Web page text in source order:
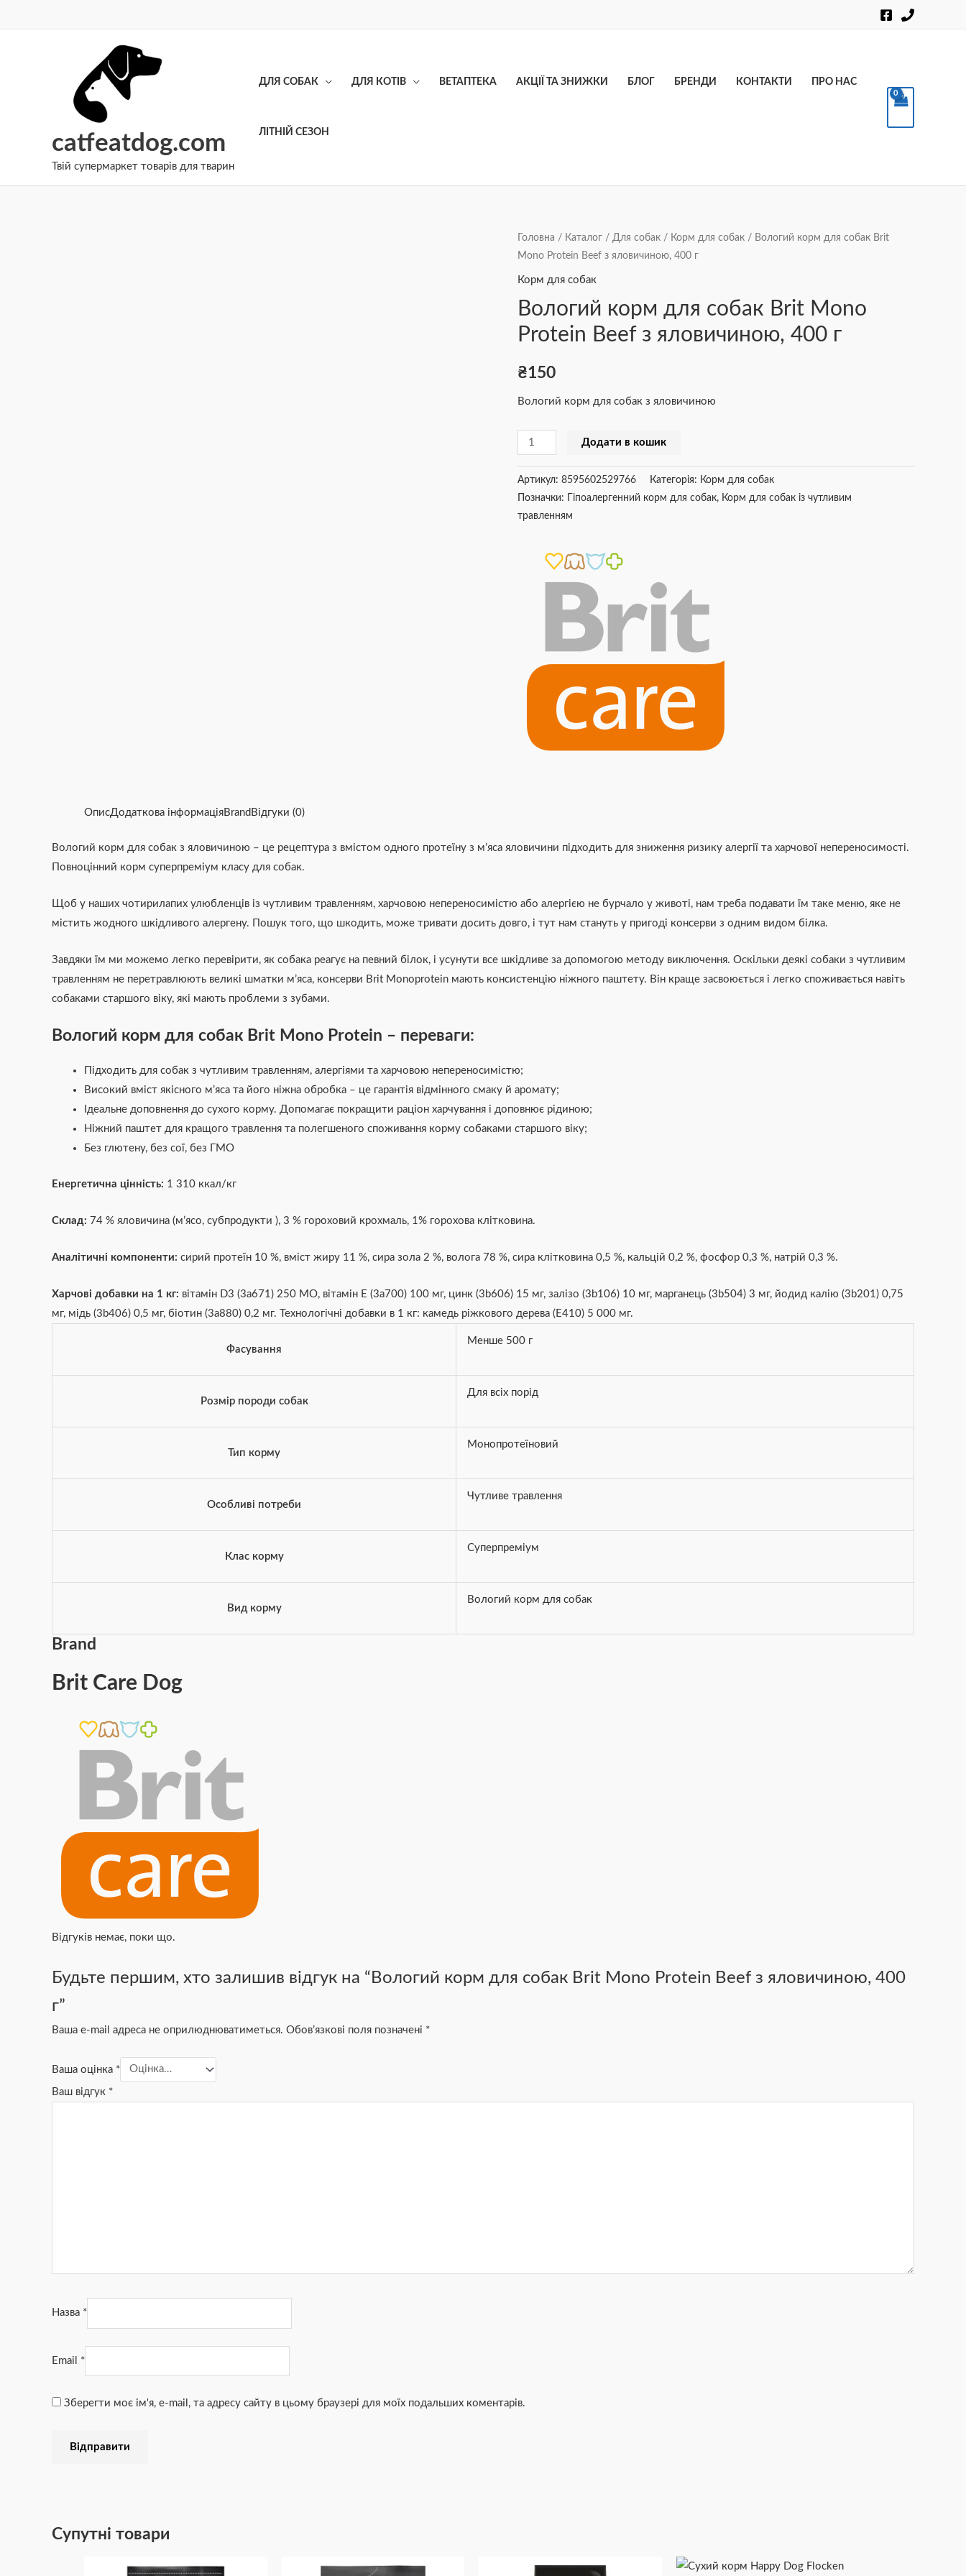
catfeatdog.com
Твій супермаркет товарів для тварин
ДЛЯ СОБАК ДЛЯ КОТІВ ВЕТАПТЕКА АКЦІЇ ТА ЗНИЖКИ БЛОГ БРЕНДИ КОНТАКТИ ПРО НАС
ЛІТНІЙ СЕЗОН
Головна / Каталог / Для собак / Корм для собак / Вологий корм для собак Brit
Mono Protein Beef з яловичиною, 400 г
Корм для собак
Вологий корм для собак Brit Mono
Protein Beef з яловичиною, 400 г
₴150
Вологий корм для собак з яловичиною
Вологий
корм
для
Brit
Mono
Beef
400
Додати в кошик
Артикул: 8595602529766 Категорія: Корм для собак
Позначки:
Гіпоалергенний корм для собак, Корм для собак із чутливим
травленням
ОписДодаткова інформаціяBrand Відгуки (0)
Вологий корм для собак з яловичиною – це рецептура з вмістом одного протеїну з м’яса яловичини підходить для зниження ризику алергії та харчової непереносимості.
Повноцінний корм суперпреміум класу для собак.
Щоб у наших чотирилапих улюбленців із чутливим травленням, харчовою непереносимістю або алергією не бурчало у животі, нам треба подавати їм таке меню, яке не
містить жодного шкідливого алергену. Пошук того, що шкодить, може тривати досить довго, і тут нам стануть у пригоді консерви з одним видом білка.
Завдяки їм ми можемо легко перевірити, як собака реагує на певний білок, і усунути все шкідливе за допомогою методу виключення. Оскільки деякі собаки з чутливим
травленням не перетравлюють великі шматки м’яса, консерви Brit Monoprotein мають консистенцію ніжного паштету. Він краще засвоюється і легко споживається навіть
собаками старшого віку, які мають проблеми з зубами.
Вологий корм для собак Brit Mono Protein – переваги:
Підходить для собак з чутливим травленням, алергіями та харчовою непереносимістю;
Високий вміст якісного м’яса та його ніжна обробка – це гарантія відмінного смаку й аромату;
Ідеальне доповнення до сухого корму. Допомагає покращити раціон харчування і доповнює рідиною;
Ніжний паштет для кращого травлення та полегшеного споживання корму собаками старшого віку;
Без глютену, без сої, без ГМО
Енергетична цінність: 1 310 ккал/кг
Склад: 74 % яловичина (м’ясо, субпродукти ), 3 % гороховий крохмаль, 1% горохова клітковина.
Аналітичні компоненти: сирий протеїн 10 %, вміст жиру 11 %, сира зола 2 %, волога 78 %, сира клітковина 0,5 %, кальцій 0,2 %, фосфор 0,3 %, натрій 0,3 %.
Харчові добавки на 1 кг: вітамін D3 (3a671) 250 МО, вітамін E (3a700) 100 мг, цинк (3b606) 15 мг, залізо (3b106) 10 мг, марганець (3b504) 3 мг, йодид калію (3b201) 0,75
мг, мідь (3b406) 0,5 мг, біотин (3a880) 0,2 мг. Технологічні добавки в 1 кг: камедь ріжкового дерева (E410) 5 000 мг.
Фасування
Менше 500 г
Розмір породи собак
Для всіх порід
Тип корму
Монопротеїновий
Особливі потреби
Чутливе травлення
Клас корму
Суперпреміум
Вид корму
Вологий корм для собак
Brand
Brit Care Dog
Відгуків немає, поки що.
Будьте першим, хто залишив відгук на “Вологий корм для собак Brit Mono Protein Beef з яловичиною, 400
г”
Ваша e-mail адреса не оприлюднюватиметься. Обов’язкові поля позначені *
Ваша оцінка *
Ваш відгук *
Назва *
Email *
Зберегти моє ім'я, e-mail, та адресу сайту в цьому браузері для моїх подальших коментарів.
Супутні товари